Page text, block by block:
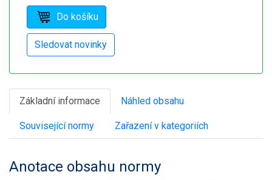
Základní informace Náhled obsahu
Související normy Zařazení v kategoriích
Anotace obsahu normy